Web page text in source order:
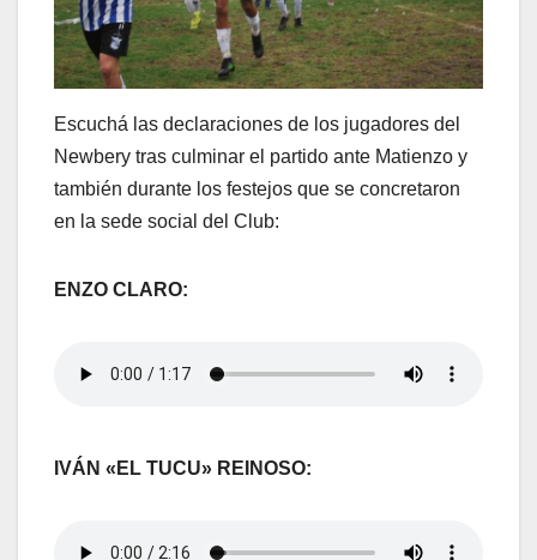
Escuchá las declaraciones de los jugadores del
Newbery tras culminar el partido ante Matienzo y
también durante los festejos que se concretaron
en la sede social del Club:
ENZO CLARO:
IVÁN «EL TUCU» REINOSO: